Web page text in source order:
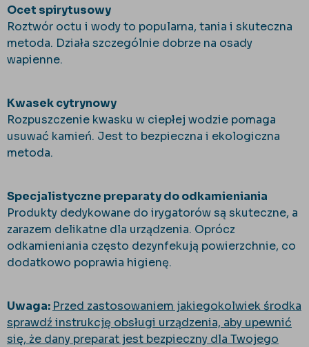
Ocet spirytusowy
Roztwór octu i wody to popularna, tania i skuteczna
metoda. Działa szczególnie dobrze na osady
wapienne.
Kwasek cytrynowy
Rozpuszczenie kwasku w ciepłej wodzie pomaga
usuwać kamień. Jest to bezpieczna i ekologiczna
metoda.
Specjalistyczne preparaty do odkamieniania
Produkty dedykowane do irygatorów są skuteczne, a
zarazem delikatne dla urządzenia. Oprócz
odkamieniania często dezynfekują powierzchnie, co
dodatkowo poprawia higienę.
Uwaga: Przed zastosowaniem jakiegokolwiek środka
sprawdź instrukcję obsługi urządzenia, aby upewnić
się, że dany preparat jest bezpieczny dla Twojego